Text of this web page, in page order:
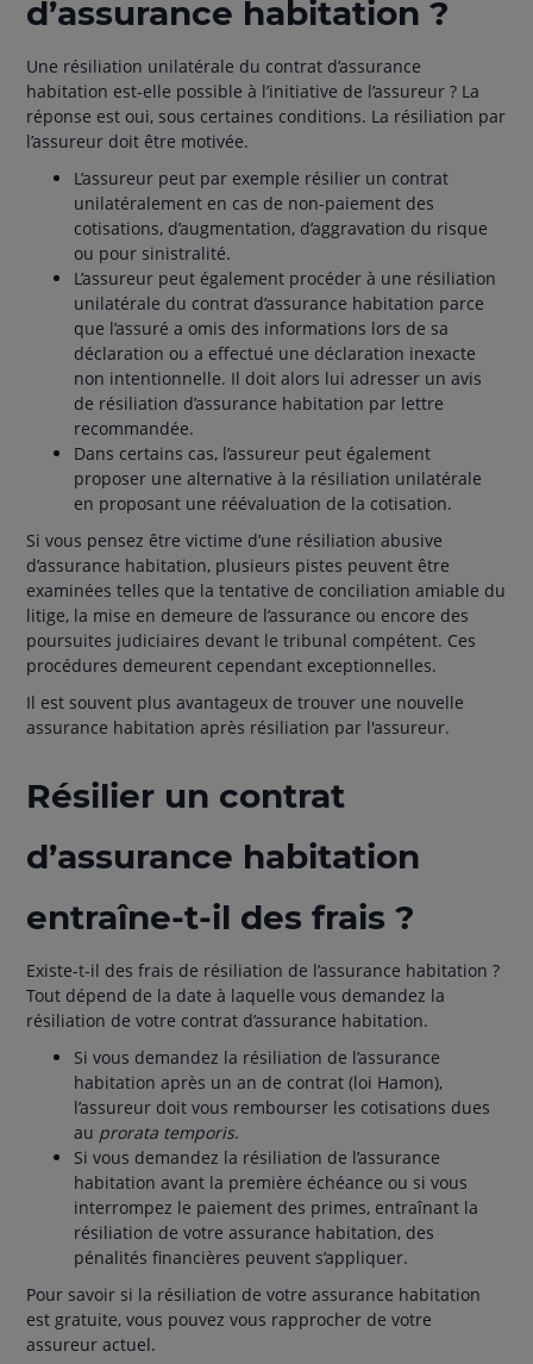
d’assurance habitation ?
Une résiliation unilatérale du contrat d’assurance
habitation est-elle possible à l’initiative de l’assureur ? La
réponse est oui, sous certaines conditions. La résiliation par
l’assureur doit être motivée.
L’assureur peut par exemple résilier un contrat
unilatéralement en cas de non-paiement des
cotisations, d’augmentation, d’aggravation du risque
ou pour sinistralité.
L’assureur peut également procéder à une résiliation
unilatérale du contrat d’assurance habitation parce
que l’assuré a omis des informations lors de sa
déclaration ou a effectué une déclaration inexacte
non intentionnelle. Il doit alors lui adresser un avis
de résiliation d’assurance habitation par lettre
recommandée.
Dans certains cas, l’assureur peut également
proposer une alternative à la résiliation unilatérale
en proposant une réévaluation de la cotisation.
Si vous pensez être victime d’une résiliation abusive
d’assurance habitation, plusieurs pistes peuvent être
examinées telles que la tentative de conciliation amiable du
litige, la mise en demeure de l’assurance ou encore des
poursuites judiciaires devant le tribunal compétent. Ces
procédures demeurent cependant exceptionnelles.
Il est souvent plus avantageux de trouver une nouvelle
assurance habitation après résiliation par l'assureur.
Résilier un contrat
d’assurance habitation
entraîne-t-il des frais ?
Existe-t-il des frais de résiliation de l’assurance habitation ?
Tout dépend de la date à laquelle vous demandez la
résiliation de votre contrat d’assurance habitation.
Si vous demandez la résiliation de l’assurance
habitation après un an de contrat (loi Hamon),
l’assureur doit vous rembourser les cotisations dues
au prorata temporis.
Si vous demandez la résiliation de l’assurance
habitation avant la première échéance ou si vous
interrompez le paiement des primes, entraînant la
résiliation de votre assurance habitation, des
pénalités financières peuvent s’appliquer.
Pour savoir si la résiliation de votre assurance habitation
est gratuite, vous pouvez vous rapprocher de votre
assureur actuel.